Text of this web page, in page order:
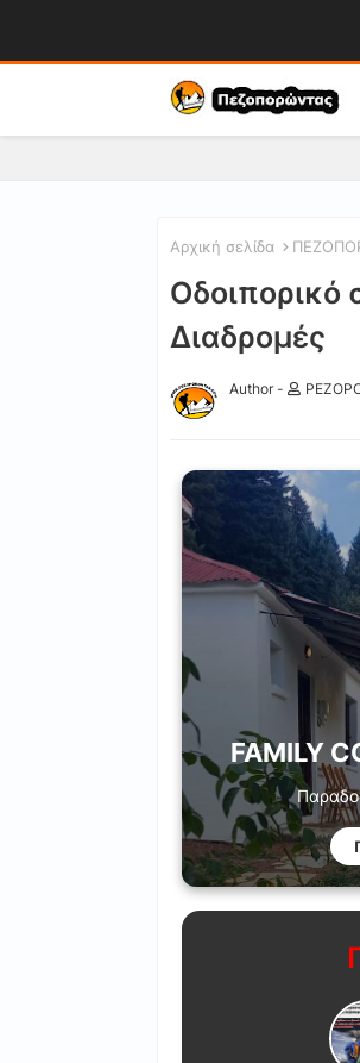
Αρχική σελίδα
Οδοιπορικό
Διαδρομές
Author -
FAMILY